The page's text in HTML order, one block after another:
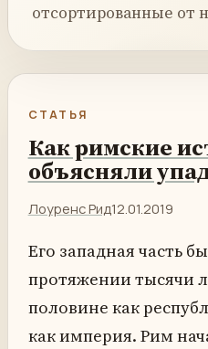
отсортированные от
СТАТЬЯ
Как римские
объясняли
Лоуренс Рид12.01.2019
Его западная часть
протяжении тысячи
половине как
как империя. Рим